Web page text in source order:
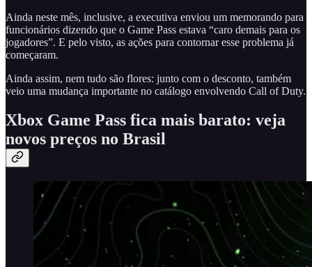
Ainda neste mês, inclusive, a executiva enviou um memorando para
funcionários dizendo que o Game Pass estava “caro demais para os
jogadores”. E pelo visto, as ações para contornar esse problema já
começaram.
Ainda assim, nem tudo são flores: junto com o desconto, também
veio uma mudança importante no catálogo envolvendo Call of Duty.
Xbox Game Pass fica mais barato: veja
novos preços no Brasil